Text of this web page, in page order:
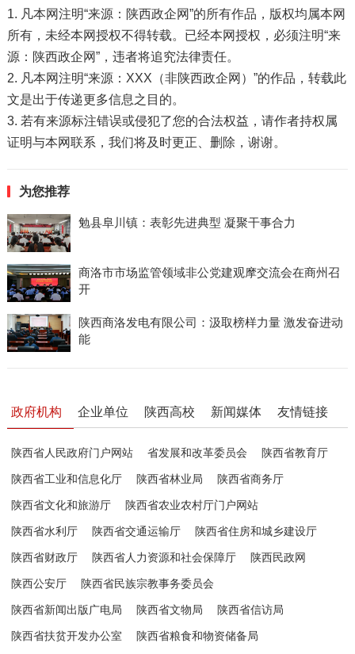
1. 凡本网注明“来源：陕西政企网”的所有作品，版权均属本网
所有，未经本网授权不得转载。已经本网授权，必须注明“来
源：陕西政企网”，违者将追究法律责任。
2. 凡本网注明“来源：XXX（非陕西政企网）”的作品，转载此
文是出于传递更多信息之目的。
3. 若有来源标注错误或侵犯了您的合法权益，请作者持权属
证明与本网联系，我们将及时更正、删除，谢谢。
为您推荐
勉县阜川镇：表彰先进典型 凝聚干事合力
商洛市市场监管领域非公党建观摩交流会在商州召
开
陕西商洛发电有限公司：汲取榜样力量 激发奋进动
能
政府机构 企业单位 陕西高校 新闻媒体 友情链接
陕西省人民政府门户网站 省发展和改革委员会 陕西省教育厅
陕西省工业和信息化厅 陕西省林业局 陕西省商务厅
陕西省文化和旅游厅 陕西省农业农村厅门户网站
陕西省水利厅 陕西省交通运输厅 陕西省住房和城乡建设厅
陕西省财政厅 陕西省人力资源和社会保障厅 陕西民政网
陕西公安厅 陕西省民族宗教事务委员会
陕西省新闻出版广电局 陕西省文物局 陕西省信访局
陕西省扶贫开发办公室 陕西省粮食和物资储备局